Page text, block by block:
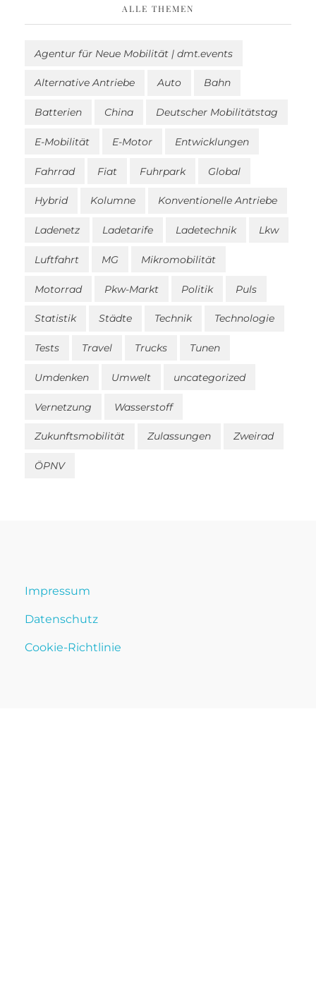
ALLE THEMEN
Agentur für Neue Mobilität | dmt.events
Alternative Antriebe Auto Bahn
Batterien China Deutscher Mobilitätstag
E-Mobilität E-Motor Entwicklungen
Fahrrad Fiat Fuhrpark Global
Hybrid Kolumne Konventionelle Antriebe
Ladenetz Ladetarife Ladetechnik Lkw
Luftfahrt MG Mikromobilität
Motorrad Pkw-Markt Politik Puls
Statistik Städte Technik Technologie
Tests Travel Trucks Tunen
Umdenken Umwelt uncategorized
Vernetzung Wasserstoff
Zukunftsmobilität Zulassungen Zweirad
ÖPNV
Impressum
Datenschutz
Cookie-Richtlinie